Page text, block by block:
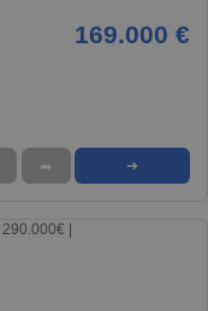
169.000 €
➦ ➜